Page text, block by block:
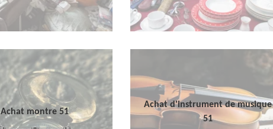
Achat montre 51
Achat d'instrument de musique
51